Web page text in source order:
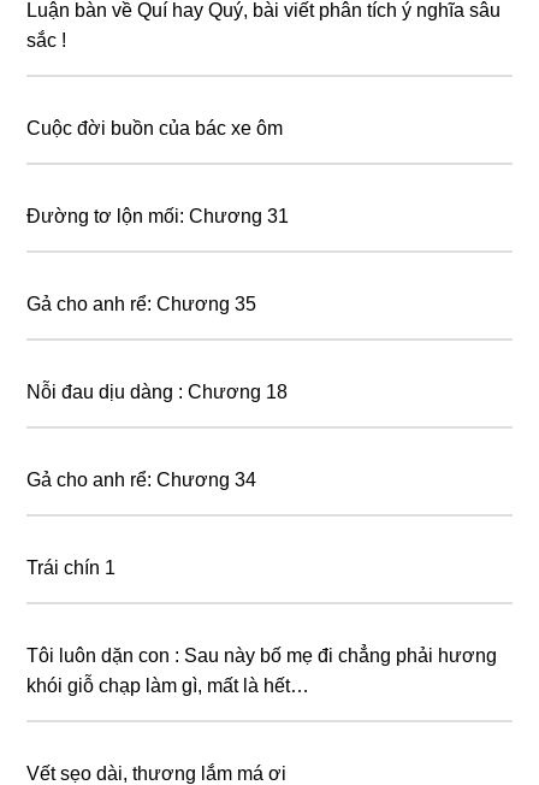
Luận bàn về Quí hay Quý, bài viết phân tích ý nghĩa sâu
sắc !
Cuộc đời buồn của bác xe ôm
Đường tơ lộn mối: Chương 31
Gả cho anh rể: Chương 35
Nỗi đau dịu dàng : Chương 18
Gả cho anh rể: Chương 34
Trái chín 1
Tôi luôn dặn con : Sau này bố mẹ đi chẳng phải hương
khói giỗ chạp làm gì, mất là hết…
Vết sẹo dài, thương lắm má ơi